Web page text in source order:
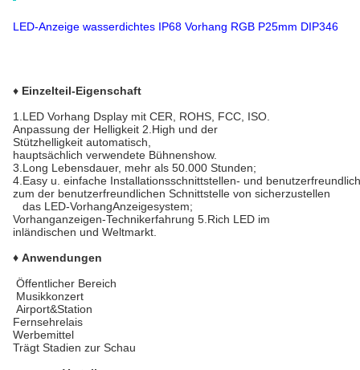
LED-Anzeige wasserdichtes IP68 Vorhang RGB P25mm DIP346
♦ Einzelteil-Eigenschaft
1.LED Vorhang Dsplay mit CER, ROHS, FCC, ISO.
Anpassung der Helligkeit 2.High und der
Stützhelligkeit automatisch,
hauptsächlich verwendete Bühnenshow.
3.Long Lebensdauer, mehr als 50.000 Stunden;
4.Easy u. einfache Installationsschnittstellen- und
zum der benutzerfreundlichen Schnittstelle von sicherzustellen
das LED-VorhangAnzeigesystem;
Vorhanganzeigen-Technikerfahrung 5.Rich LED im
inländischen und Weltmarkt.
♦ Anwendungen
Öffentlicher Bereich
Musikkonzert
Airport&Station
Fernsehrelais
Werbemittel
Trägt Stadien zur Schau